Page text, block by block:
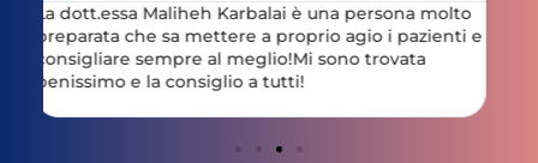
Vorrei ringraziare la dottoressa Karbalaj per la sua
bravura, professionalità’ e per i magnifici
trattamenti anti età che ho ricevuto.il mio viso ha
un aspetto giovanile e naturale. Grazie dottoressa